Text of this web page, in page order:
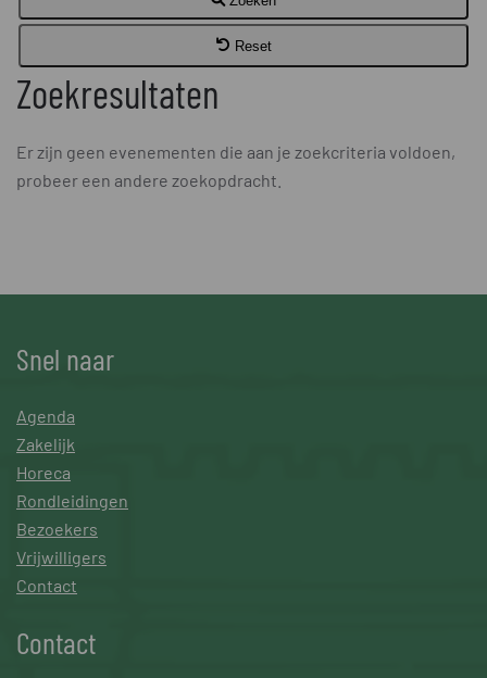
Reset
Zoekresultaten
Er zijn geen evenementen die aan je zoekcriteria voldoen,
probeer een andere zoekopdracht.
Snel naar
Agenda
Zakelijk
Horeca
Rondleidingen
Bezoekers
Vrijwilligers
Contact
Contact